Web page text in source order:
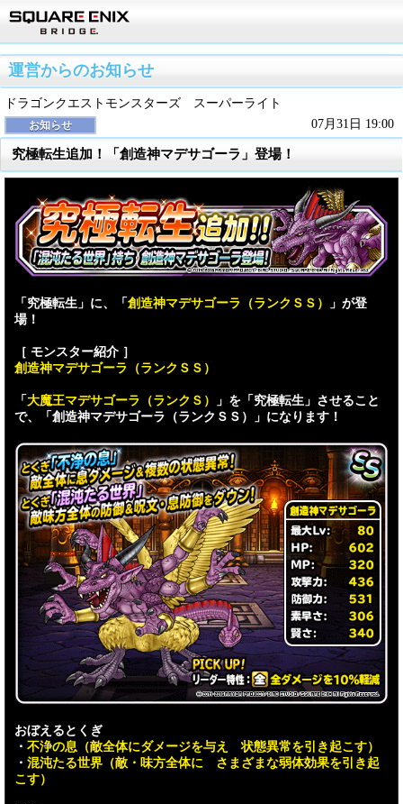
運営からのお知らせ
ドラゴンクエストモンスターズ スーパーライト
お知らせ 07月31日 19:00
究極転生追加！「創造神マデサゴーラ」登場！
「究極転生」に、「 創造神マデサゴーラ（ランクＳＳ）
」が登
場！
［ モンスター紹介 ］
創造神マデサゴーラ（ランクＳＳ）
「 大魔王マデサゴーラ（ランクＳ）
」を「究極転生」させること
で、「創造神マデサゴーラ（ランクＳＳ）」になります！
おぼえるとくぎ
・ 不浄の息（敵全体にダメージを与え 状態異常を引き起こす）
・ 混沌たる世界（敵・味方全体に さまざまな弱体効果を引き起
こす）